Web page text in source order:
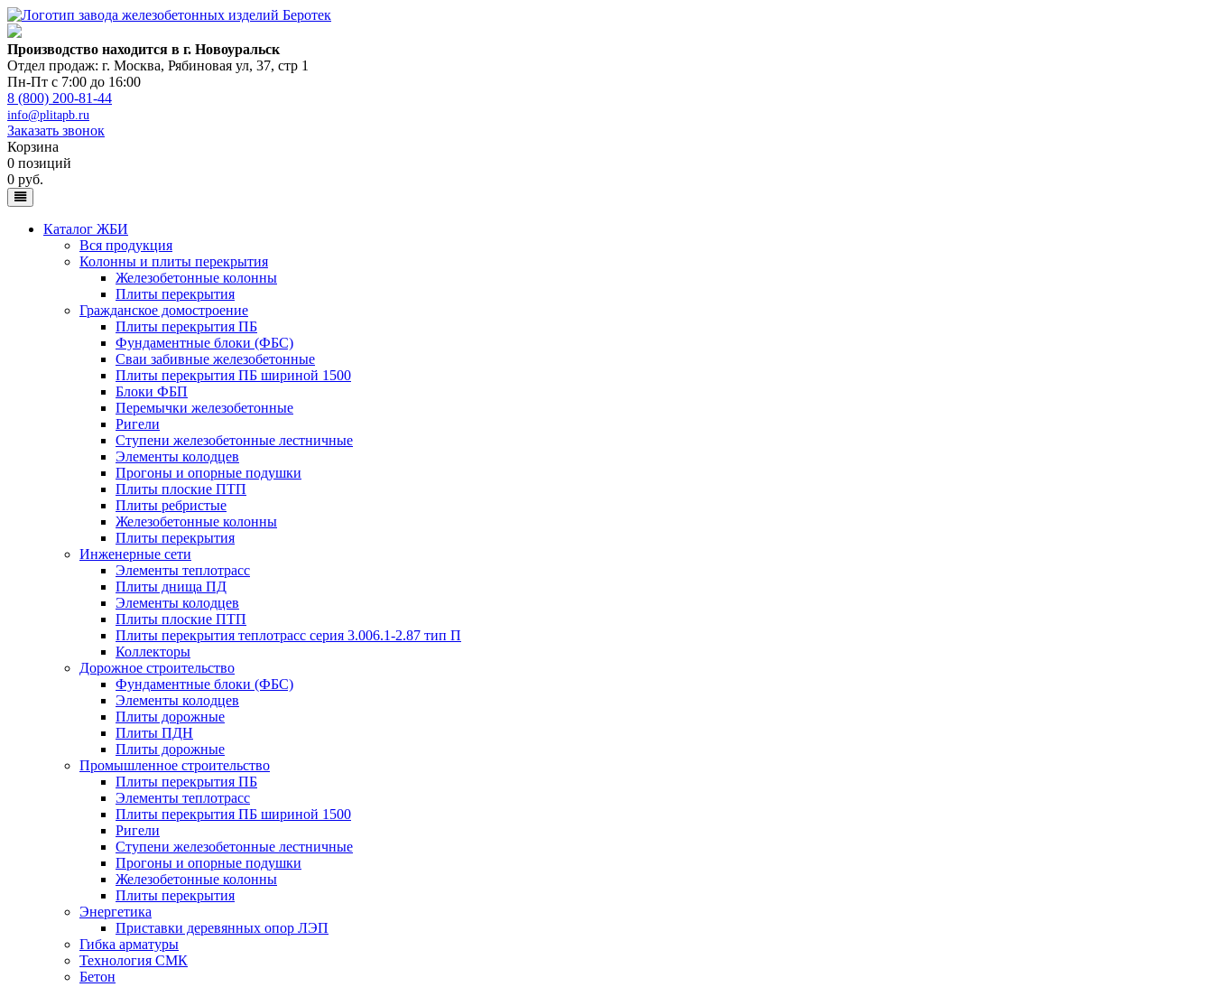
Производство находится в г. Новоуральск
Отдел продаж: г. Москва, Рябиновая ул, 37, стр 1
Пн-Пт с 7:00 до 16:00
8 (800) 200-81-44
info@plitapb.ru
Заказать звонок
Корзина
0 позиций
0 руб.
Каталог ЖБИ
Вся продукция
Колонны и плиты перекрытия
Железобетонные колонны
Плиты перекрытия
Гражданское домостроение
Плиты перекрытия ПБ
Фундаментные блоки (ФБС)
Сваи забивные железобетонные
Плиты перекрытия ПБ шириной 1500
Блоки ФБП
Перемычки железобетонные
Ригели
Ступени железобетонные лестничные
Элементы колодцев
Прогоны и опорные подушки
Плиты плоские ПТП
Плиты ребристые
Железобетонные колонны
Плиты перекрытия
Инженерные сети
Элементы теплотрасс
Плиты днища ПД
Элементы колодцев
Плиты плоские ПТП
Плиты перекрытия теплотрасс серия 3.006.1-2.87 тип П
Коллекторы
Дорожное строительство
Фундаментные блоки (ФБС)
Элементы колодцев
Плиты дорожные
Плиты ПДН
Плиты дорожные
Промышленное строительство
Плиты перекрытия ПБ
Элементы теплотрасс
Плиты перекрытия ПБ шириной 1500
Ригели
Ступени железобетонные лестничные
Прогоны и опорные подушки
Железобетонные колонны
Плиты перекрытия
Энергетика
Приставки деревянных опор ЛЭП
Гибка арматуры
Технология СМК
Бетон